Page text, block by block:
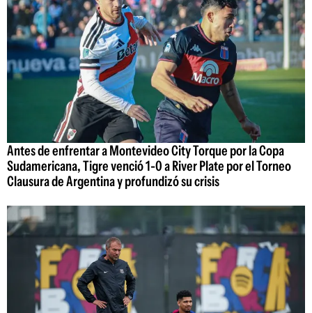
Antes de enfrentar a Montevideo City Torque por la Copa
Sudamericana, Tigre venció 1-0 a River Plate por el Torneo
Clausura de Argentina y profundizó su crisis